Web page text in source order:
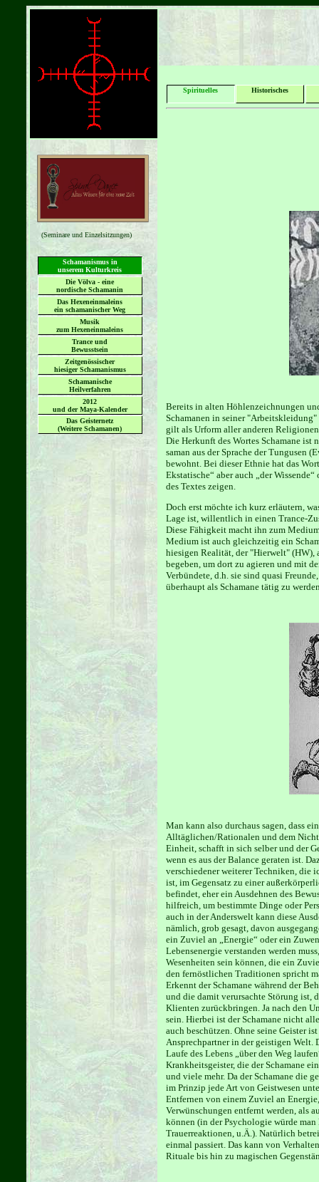
Spirituelles Historisches
(Seminare und Einzelsitzungen)
Schamanismus in
unserem Kulturkreis
Die Völva - eine
nordische Schamanin
Das Hexeneinmaleins
ein schamanischer Weg
Musik
zum Hexeneinmaleins
Trance und
Bewusstsein
Zeitgenössischer
hiesiger Schamanismus
Schamanische
Heilverfahren
2012
und der Maya-Kalender
Das Geisternetz
(Weitere Schamanen)
Bereits in alten Höhlenzeichnungen
Schamanen in seiner
gilt als Urform aller anderen
Die Herkunft des Wortes Schamane ist
saman aus der Sprache der Tungusen
bewohnt. Bei dieser Ethnie hat das
Ekstatische“ aber auch „der
des Textes zeigen.
Doch erst möchte ich kurz erläutern,
Lage ist, willentlich in einen Trance-
Diese Fähigkeit macht ihn zum
Medium ist auch gleichzeitig ein
hiesigen Realität, der "Hierwelt" (HW),
begeben, um dort zu agieren und mit
Verbündete, d.h. sie sind quasi
überhaupt als Schamane tätig zu
Man kann also durchaus sagen, dass
Alltäglichen/Rationalen und dem
Einheit, schafft in sich selber und der
wenn es aus der Balance geraten ist.
verschiedener weiterer Techniken, die
ist, im Gegensatz zu einer
befindet, eher ein Ausdehnen des
hilfreich, um bestimmte Dinge oder
auch in der Anderswelt kann diese
nämlich, grob gesagt, davon
ein Zuviel an „Energie“ oder ein
Lebensenergie verstanden werden
Wesenheiten sein können, die ein
den fernöstlichen Traditionen spricht
Erkennt der Schamane während der
und die damit verursachte Störung ist,
Klienten zurückbringen. Ja nach den
sein. Hierbei ist der Schamane nicht
auch beschützen. Ohne seine Geister
Ansprechpartner in der geistigen Welt.
Laufe des Lebens „über den Weg
Krankheitsgeister, die der Schamane
und viele mehr. Da der Schamane die
im Prinzip jede Art von Geistwesen
Entfernen von einem Zuviel an
Verwünschungen entfernt werden, als
können (in der Psychologie würde
Trauerreaktionen, u.Ä.). Natürlich
einmal passiert. Das kann von
Rituale bis hin zu magischen